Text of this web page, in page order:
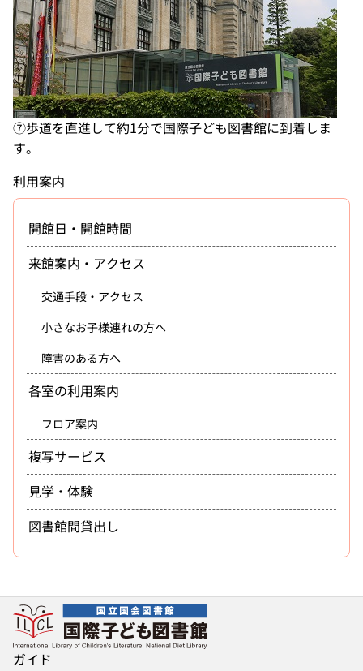
⑦歩道を直進して約1分で国際子ども図書館に到着しま
す。
利用案内
開館日・開館時間
来館案内・アクセス
交通手段・アクセス
小さなお子様連れの方へ
障害のある方へ
各室の利用案内
フロア案内
複写サービス
見学・体験
図書館間貸出し
ガイド